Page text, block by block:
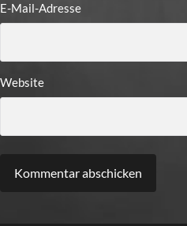
E-Mail-Adresse
Website